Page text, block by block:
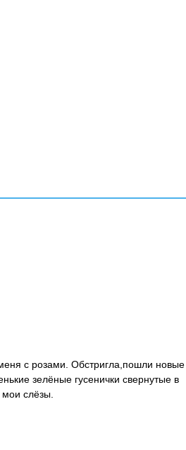
с розами. Обстригла,пошли новые
зелёные гусенички свернутые в
слёзы.